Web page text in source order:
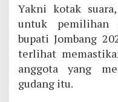
Yakni kotak
untuk pemilihan
bupati Jombang
terlihat
anggota yang
gudang itu.